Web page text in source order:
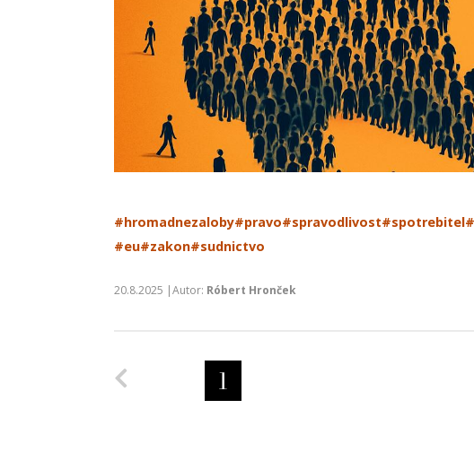
#hromadnezaloby#pravo#spravodlivost#spotrebitel
#eu#zakon#sudnictvo
20.8.2025 |Autor: Róbert Hronček
Predchádzajúca strana
1